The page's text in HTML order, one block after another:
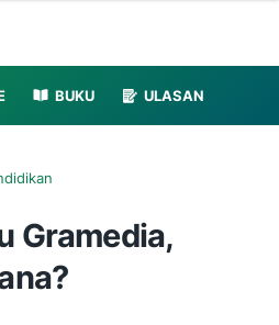
BUKU ULASAN
Gramedia,